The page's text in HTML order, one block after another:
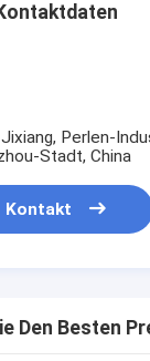
Perlen-
Stadt, China
Kontakt
Den Besten